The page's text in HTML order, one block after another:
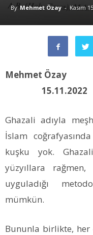
By Mehmet Özay - Kasım
15.11.2022
Ghazali adıyla
İslam
kuşku yok.
yüzyıllara
uyguladığı
mümkün.
Bununla birlikte, her